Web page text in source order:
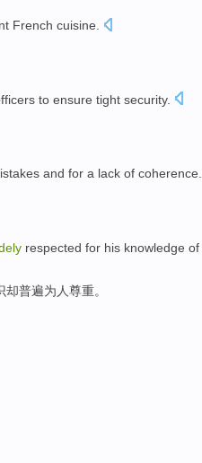
French cuisine
to ensure tight security.
and for a lack of coherence.
respected for his knowledge of
却普遍为人尊重。